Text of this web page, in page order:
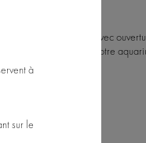
à
sur le
JUWEL VISION 450, avec
éléments à placer sur votre